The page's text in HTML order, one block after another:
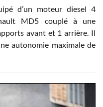
d’un moteur diesel 4
MD5 couplé à une
avant et 1 arrière. Il
autonomie maximale de